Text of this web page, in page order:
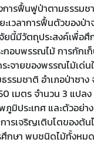
ารฟื้นฟูป่าตามธรรมช
เวลาการฟื้นตัวของป่
นี้มีวัตถุประสงค์เพื่อศึ
อบพรรณไม้ การกักเ
ระจายของพรรณไม้เ
รรมชาติ อำเภอป่าซา
เมตร จำนวน 3 แปล
ประเทศ และตัวอย่าง
รเจริญเติบโตของต้น
ศึกษา พบชนิดไม้ทั้งห